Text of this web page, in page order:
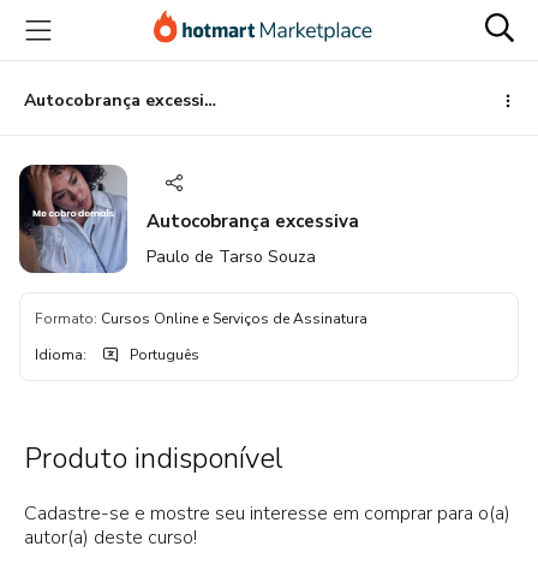
para
conteúdo
principal
para
pagamento
para
rodapé
Autocobrança excessiva
Autocobrança excessiva
Paulo de Tarso Souza
Formato: Cursos Online e Serviços de Assinatura
Idioma: Português
Produto indisponível
Cadastre-se e mostre seu interesse em comprar para o(a)
autor(a) deste curso!